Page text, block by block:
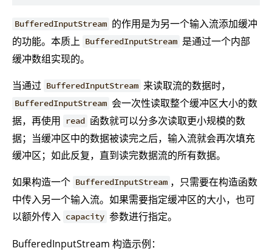
BufferedInputStream 的作用是为另一个输入流添加缓冲
的功能。本质上 BufferedInputStream 是通过一个内部
缓冲数组实现的。
当通过 BufferedInputStream 来读取流的数据时，
BufferedInputStream 会一次性读取整个缓冲区大小的数
据，再使用
read 函数就可以分多次读取更小规模的数
据；当缓冲区中的数据被读完之后，输入流就会再次填充
缓冲区；如此反复，直到读完数据流的所有数据。
如果构造一个 BufferedInputStream ，只需要在构造函数
中传入另一个输入流。如果需要指定缓冲区的大小，也可
以额外传入 capacity 参数进行指定。
BufferedInputStream 构造示例：